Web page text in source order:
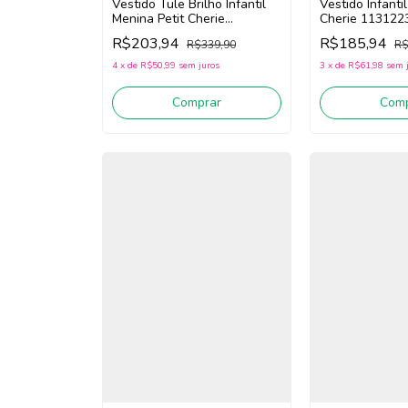
Vestido Tule Brilho Infantil
Menina Petit Cherie
113122152 (Off White/Rosa)
R$203,94 R$339,90
4 x de R$50,99 sem juros
Comprar
Vestido
Cherie
(Bege/Rosa)
R$185,94
3 x de R$61,98 sem